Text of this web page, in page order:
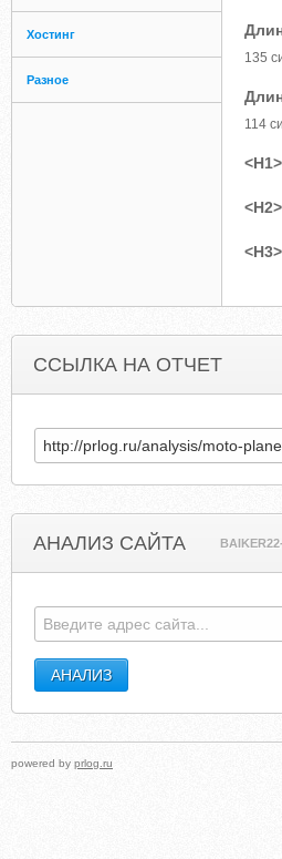
Хостинг
Разное
135
114
<H1>
<H2>
<H3>
ССЫЛКА НА ОТЧЕТ
АНАЛИЗ САЙТА
powered by prlog.ru